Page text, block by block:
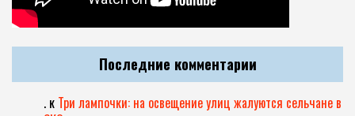
Последние комментарии
. к Три лампочки: на освещение улиц жалуются сельчане в